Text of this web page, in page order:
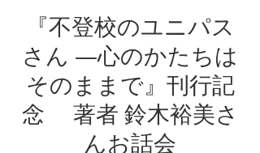
『不登校のユニパス
さん ―心のかたちは
そのままで』刊行記
念 著者 鈴木裕美さ
んお話会